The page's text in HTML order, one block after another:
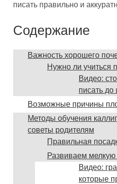
писать правильно и
Содержание
Важность хорошего
Нужно ли учиться
Видео:
писать
Возможные причины
Методы обучения
советы родителям
Правильная
Развиваем мелкую
Видео:
которые